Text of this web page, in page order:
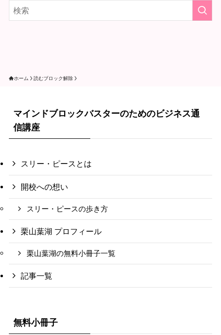
ホーム 読むブロック解除
マインドブロックバスターのためのビジネス通
信講座
スリー・ピースとは
開校への想い
スリー・ピースの歩き方
栗山葉湖 プロフィール
栗山葉湖の無料小冊子一覧
記事一覧
無料小冊子